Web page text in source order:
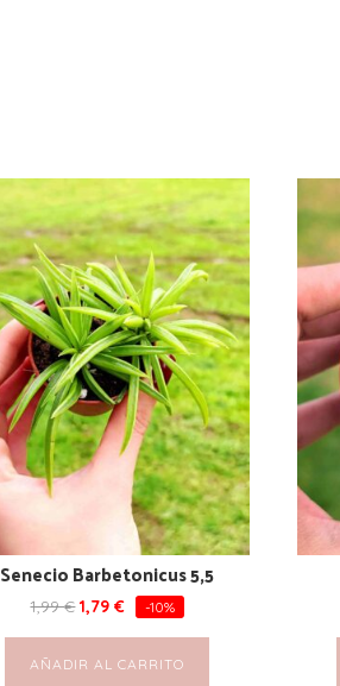
Senecio Barbetonicus 5,5
1,99€ 1,79€ -10%
AÑADIR AL CARRITO